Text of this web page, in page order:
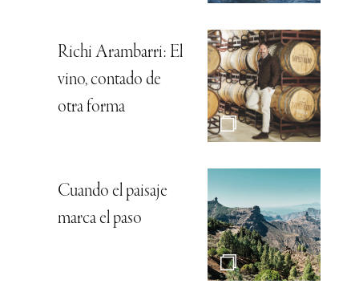
Richi Arambarri: El
vino, contado de
otra forma
Cuando el paisaje
marca el paso